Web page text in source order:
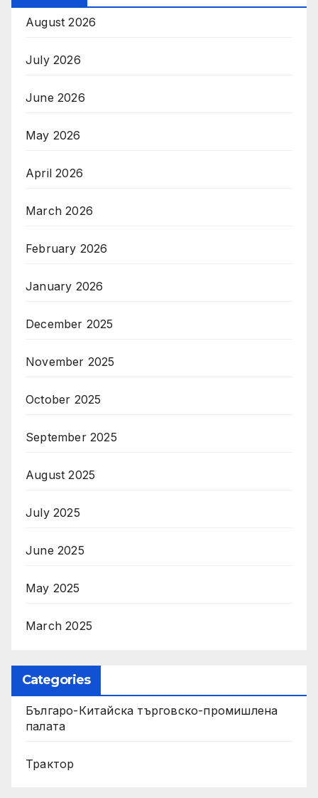
August 2026
July 2026
June 2026
May 2026
April 2026
March 2026
February 2026
January 2026
December 2025
November 2025
October 2025
September 2025
August 2025
July 2025
June 2025
May 2025
March 2025
Categories
Българо-Китайска търговско-промишлена
палата
Трактор